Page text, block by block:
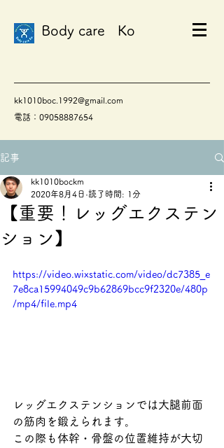
Body care Ko
kk1010boc.1992@gmail.com
電話：09058887654
記事
【重要！レッグエクステン
ション】
kk1010bockm
2020年8月4日 読了時間: 1分
https://video.wixstatic.com/video/dc7385_e
7e8ca15994049c9b62869bcc9f2320e/480p
/mp4/file.mp4
レッグエクステンションでは大腿前面
の筋肉を鍛えられます。
この際も体幹・骨盤の位置維持が大切